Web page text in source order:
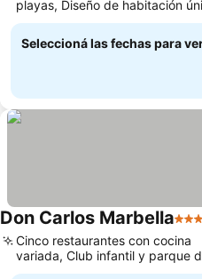
playas, Diseño de habitación
inspiración asiática
Seleccioná las fechas para
Don Carlos Marbella5
Cinco restaurantes con cocina
variada, Club infantil y parque
juegos